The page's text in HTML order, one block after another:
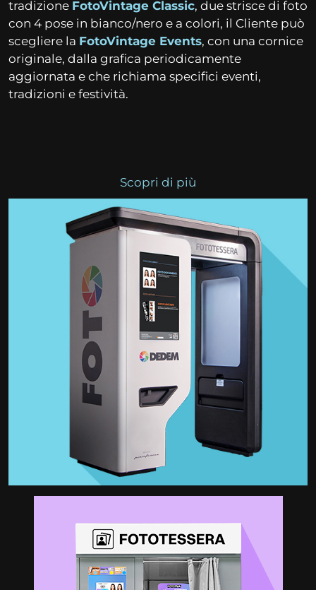
tradizione FotoVintage Classic, due strisce di foto
con 4 pose in bianco/nero e a colori, il Cliente può
scegliere la FotoVintage Events, con una cornice
originale, dalla grafica periodicamente
aggiornata e che richiama specifici eventi,
tradizioni e festività.
Scopri di più